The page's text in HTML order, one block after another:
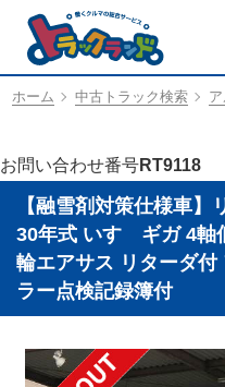
ホーム 中古トラック検索
お問い合わせ番号RT9118
【融雪剤対策仕様車
30年式 いすゞギガ 4軸
輪エアサス リターダ
ラー点検記録簿付